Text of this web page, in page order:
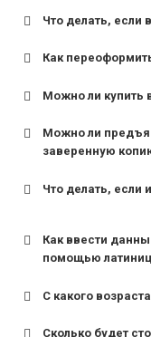
Что делать,
Как
Можно ли купить
Можно ли
заверенную
Что делать, если
Как ввести
помощью
С какого
Сколько будет